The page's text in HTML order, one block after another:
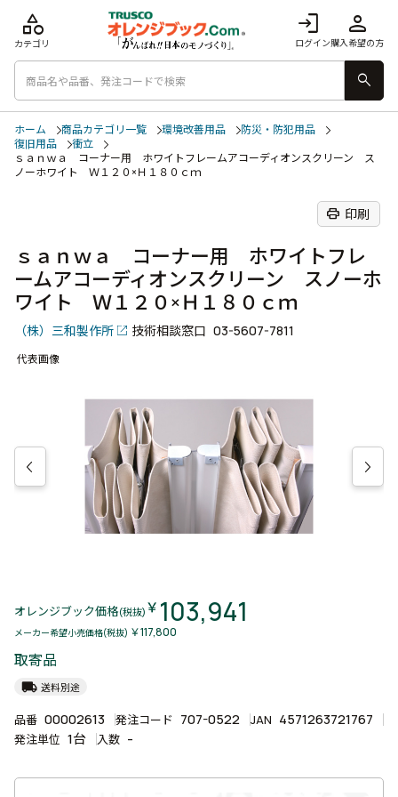
login
ログイン
person
購入希望の方
category
カテゴリ
search
ホーム 商品カテゴリ一覧 環境改善用品
防災・防犯用品
復旧用品
衝立
ｓａｎｗａ コーナー用 ホワイトフレームアコーディオンスクリーン ス
ノーホワイト Ｗ１２０×Ｈ１８０ｃｍ
print 印刷
ｓａｎｗａ コーナー用 ホワイトフレ
ームアコーディオンスクリーン スノーホ
ワイト Ｗ１２０×Ｈ１８０ｃｍ
（株）三和製作所 技術相談窓口 03-5607-7811
代表画像
オレンジブック価格(税抜) ￥ 103,941
メーカー希望小売価格(税抜) ￥117,800
取寄品
local_shipping 送料別途
品番 00002613 発注コード 707-0522 JAN 4571263721767
発注単位 1台 入数 -